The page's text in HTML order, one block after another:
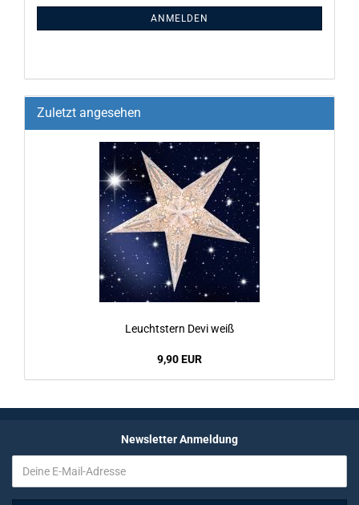
ANMELDEN
Zuletzt angesehen
Leucht­stern Devi weiß
9,90 EUR
Newsletter Anmeldung